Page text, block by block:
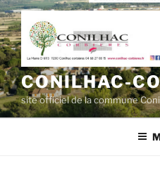
Aller
au
contenu
principal
CONILHAC-
site officiel de la commune